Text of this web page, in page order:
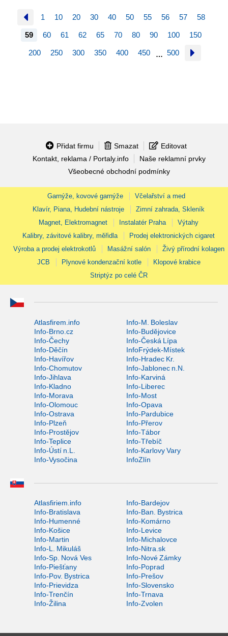
1 10 20 30 40 50 55 56 57 58
59 60 61 62 65 70 80 90 100 150
200 250 300 350 400 450 … 500
Přidat firmu Smazat
Editovat
Kontakt, reklama / Portaly.info
Naše reklamní prvky
Všeobecné obchodní podmínky
Garnýže, kovové garnýže
Včelařství a med
Klavír, Piana, Hudební nástroje
Zimní zahrada, Skleník
Magnet, Elektromagnet
Instalatér Praha
Výtahy
Kalibry, závitové kalibry, měřidla
Prodej elektronických cigaret
Výroba a prodej elektrokotlů
Masážní salón
Živý přírodní kolagen
JCB
Plynové kondenzační kotle
Klopové krabice
Striptýz po celé ČR
Atlasfirem.info
Info-M. Boleslav
Info-Brno.cz
Info-Budějovice
Info-Čechy
Info-Česká Lípa
Info-Děčín
InfoFrýdek-Místek
Info-Havířov
Info-Hradec Kr.
Info-Chomutov
Info-Jablonec n.N.
Info-Jihlava
Info-Karviná
Info-Kladno
Info-Liberec
Info-Morava
Info-Most
Info-Olomouc
Info-Opava
Info-Ostrava
Info-Pardubice
Info-Plzeň
Info-Přerov
Info-Prostějov
Info-Tábor
Info-Teplice
Info-Třebíč
Info-Ústí n.L.
Info-Karlovy Vary
Info-Vysočina
InfoZlín
Atlasfiriem.info
Info-Bardejov
Info-Bratislava
Info-Ban. Bystrica
Info-Humenné
Info-Komárno
Info-Košice
Info-Levice
Info-Martin
Info-Michalovce
Info-L. Mikuláš
Info-Nitra.sk
Info-Sp. Nová Ves
Info-Nové Zámky
Info-Piešťany
Info-Poprad
Info-Pov. Bystrica
Info-Prešov
Info-Prievidza
Info-Slovensko
Info-Trenčín
Info-Trnava
Info-Žilina
Info-Zvolen